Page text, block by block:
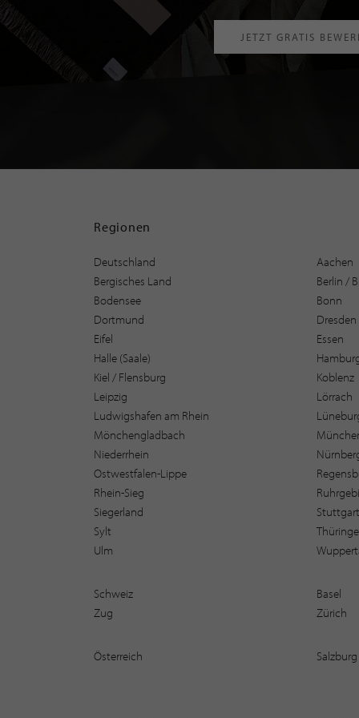
JETZT GRATIS
Regionen
Deutschland Aachen
Bergisches Land
Berlin /
Bodensee
Bonn
Dortmund
Dresden
Eifel
Essen
Halle (Saale)
Kiel / Flensburg
Koblenz
Leipzig
Lörrach
Ludwigshafen am Rhein
Mönchengladbach
Niederrhein
Ostwestfalen-Lippe
Rhein-Sieg
Siegerland
Stuttgart
Sylt
Ulm
Schweiz Basel
Zug
Zürich
Österreich Salzburg